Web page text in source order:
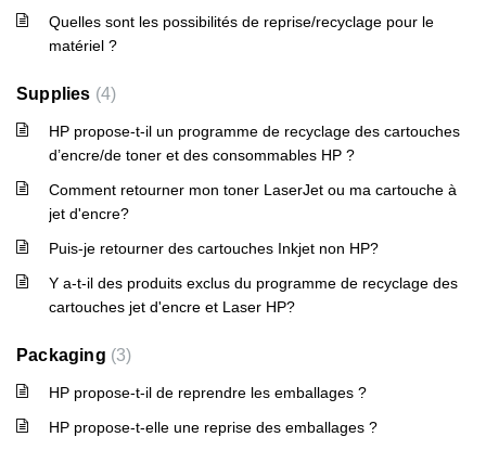
Quelles sont les possibilités de reprise/recyclage pour le
matériel ?
Supplies 4
HP propose-t-il un programme de recyclage des cartouches
d’encre/de toner et des consommables HP ?
Comment retourner mon toner LaserJet ou ma cartouche à
jet d'encre?
Puis-je retourner des cartouches Inkjet non HP?
Y a-t-il des produits exclus du programme de recyclage des
cartouches jet d'encre et Laser HP?
Packaging 3
HP propose-t-il de reprendre les emballages ?
HP propose-t-elle une reprise des emballages ?